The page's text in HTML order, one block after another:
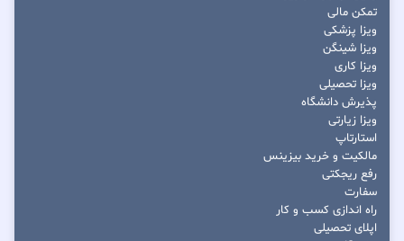
تمکن مالی
ویزا پزشکی
ویزا شینگن
ویزا کاری
ویزا تحصیلی
پذیرش دانشگاه
ویزا زیارتی
استارتاپ
مالکیت و خرید بیزینس
رفع ریجکتی
سفارت
راه اندازی کسب و کار
اپلای تحصیلی